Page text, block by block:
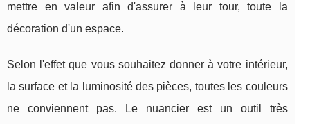
mettre en valeur afin d'assurer à leur tour, toute la
décoration d'un espace.
Selon l'effet que vous souhaitez donner à votre intérieur,
la surface et la luminosité des pièces, toutes les couleurs
ne conviennent pas. Le nuancier est un outil très